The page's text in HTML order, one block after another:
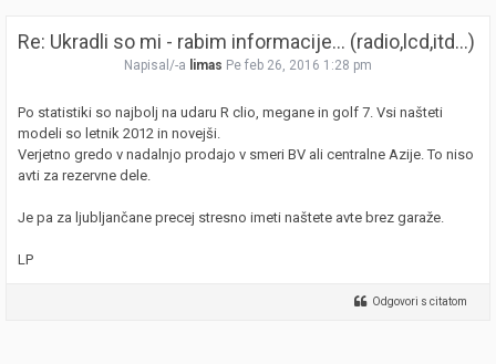
Re: Ukradli so mi - rabim informacije... (radio,lcd,itd...)
Napisal/-a limas Pe feb 26, 2016 1:28 pm
Po statistiki so najbolj na udaru R clio, megane in golf 7. Vsi našteti
modeli so letnik 2012 in novejši.
Verjetno gredo v nadalnjo prodajo v smeri BV ali centralne Azije. To niso
avti za rezervne dele.
Je pa za ljubljančane precej stresno imeti naštete avte brez garaže.
LP
Odgovori s citatom